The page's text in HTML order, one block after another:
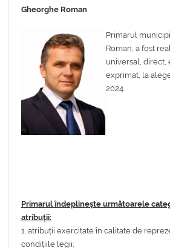
Gheorghe Roman
Primarul
Roman, a fost
universal, direct,
exprimat, la
2024.
Primarul îndeplinește următoarele
atribuții:
1. atribuții exercitate în calitate de
condițiile legii;